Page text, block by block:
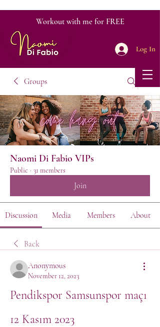
Workout with me for FREE
Log In
Groups
Naomi Di Fabio VIPs
Public · 31 members
Join
Discussion Media Members About
Back
Anonymous
November 12, 2023
Pendikspor Samsunspor maçı
12 Kasım 2023